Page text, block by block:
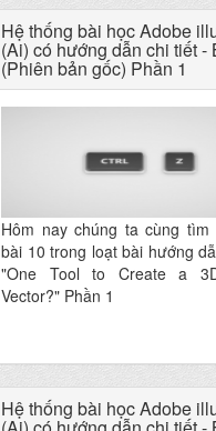
Hệ thống bài học Adobe
(Ai) có hướng dẫn chi tiết -
(Phiên bản gốc) Phần 1
Hôm nay chúng ta cùng tìm
bài 10 trong loạt bài hướng
"One Tool to Create a
Vector?" Phần 1
Hệ thống bài học Adobe